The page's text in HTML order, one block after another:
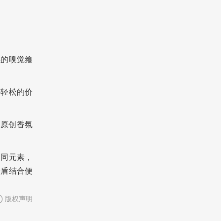
嗅觉飨
松的价
创香氛
元素，
结合便
版权声明